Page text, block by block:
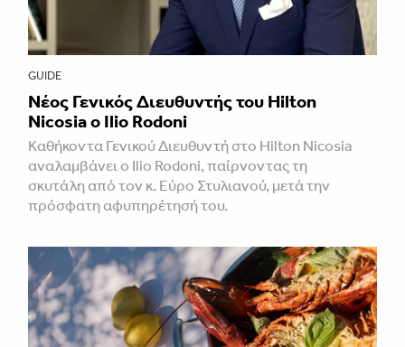
GUIDE
Νέος Γενικός Διευθυντής του Hilton
Nicosia ο Ilio Rodoni
Καθήκοντα Γενικού Διευθυντή στο Hilton Nicosia
αναλαμβάνει ο Ilio Rodoni, παίρνοντας τη
σκυτάλη από τον κ. Εύρο Στυλιανού, μετά την
πρόσφατη αφυπηρέτησή του.